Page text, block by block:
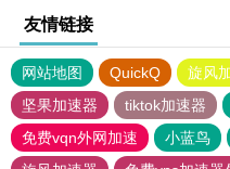
友情链接
网站地图 QuickQ 旋风
坚果加速器
tiktok加速器
免费vqn外网加速
小蓝鸟